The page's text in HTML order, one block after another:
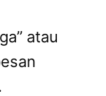
atau